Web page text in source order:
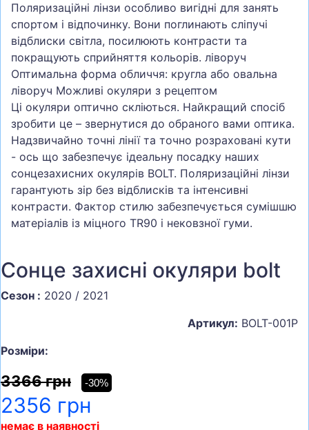
Поляризаційні лінзи особливо вигідні для занять
спортом і відпочинку. Вони поглинають сліпучі
відблиски світла, посилюють контрасти та
покращують сприйняття кольорів. ліворуч
Оптимальна форма обличчя: кругла або овальна
ліворуч Можливі окуляри з рецептом
Ці окуляри оптично скліються. Найкращий спосіб
зробити це – звернутися до обраного вами оптика.
Надзвичайно точні лінії та точно розраховані кути
- ось що забезпечує ідеальну посадку наших
сонцезахисних окулярів BOLT. Поляризаційні лінзи
гарантують зір без відблисків та інтенсивні
контрасти. Фактор стилю забезпечується сумішшю
матеріалів із міцного TR90 і нековзної гуми.
Сонце захисні окуляри bolt
Сезон : 2020 / 2021
Артикул: BOLT-001P
Розміри:
3366 грн -30%
2356 грн
немає в наявності